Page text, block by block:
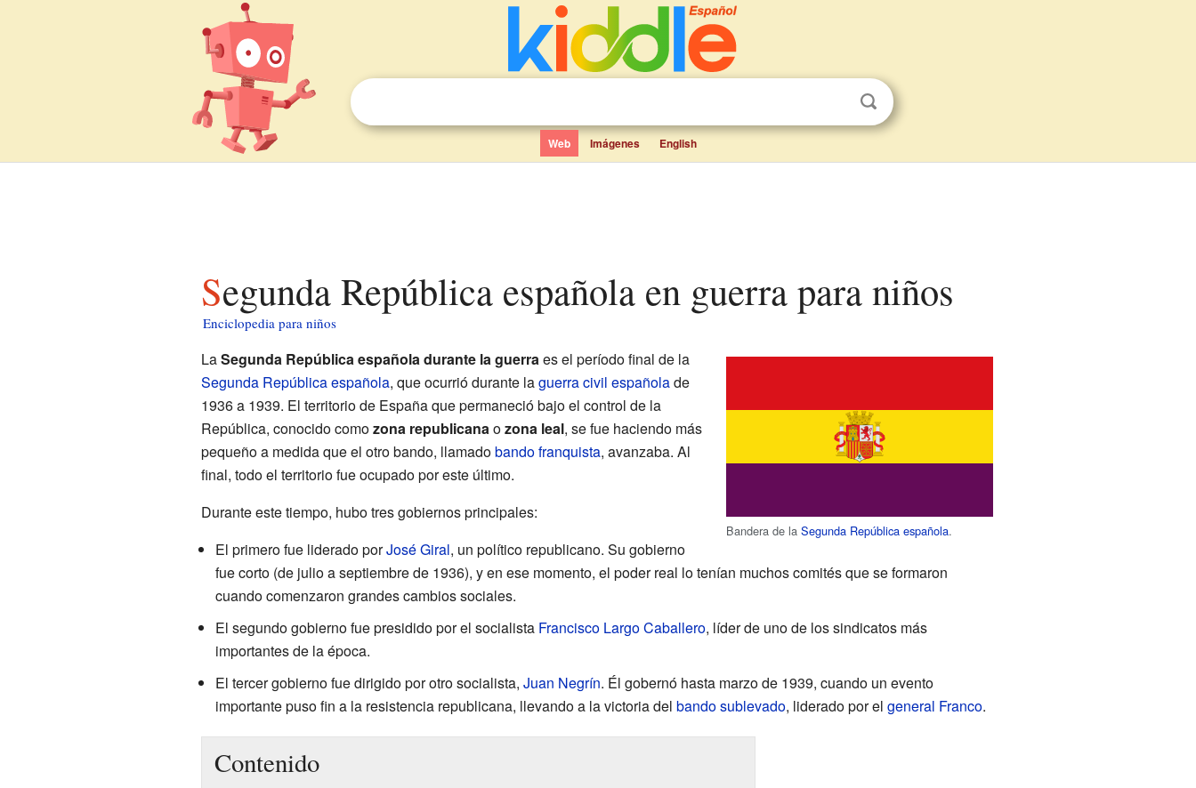
Web Imágenes English
Segunda República española en guerra para niños
Enciclopedia para niños
Bandera de laSegunda República española.
LaSegunda República española durante la guerraes el período final de la
Segunda República española, que ocurrió durante laguerra civil españolade
1936 a 1939. El territorio de España que permaneció bajo el control de la
República, conocido comozona republicanaozona leal, se fue haciendo más
pequeño a medida que el otro bando, llamadobando franquista, avanzaba. Al
final, todo el territorio fue ocupado por este último.
Durante este tiempo, hubo tres gobiernos principales:
El primero fue liderado porJosé Giral, un político republicano. Su gobierno
fue corto (de julio a septiembre de 1936), y en ese momento, el poder real lo tenían muchos comités que se formaron
cuando comenzaron grandes cambios sociales.
El segundo gobierno fue presidido por el socialista Francisco Largo Caballero, líder de uno de los sindicatos más
importantes de la época.
El tercer gobierno fue dirigido por otro socialista, Juan Negrín. Él gobernó hasta marzo de 1939, cuando un evento
importante puso fin a la resistencia republicana, llevando a la victoria del bando sublevado, liderado por el general Franco.
Contenido